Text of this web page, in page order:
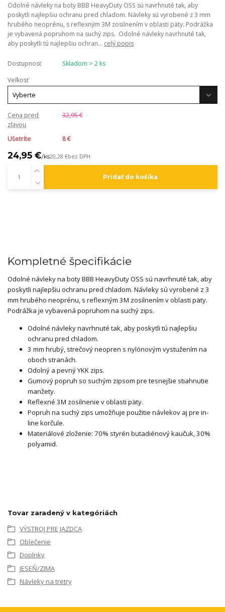
Odolné návleky na boty BBB HeavyDuty OSS sú navrhnuté tak, aby
poskytli najlepšiu ochranu pred chladom. Návleky sú vyrobené z 3 mm
hrubého neoprénu, s reflexným 3M zosilnením v oblasti päty. Podrážka
je vybavená popruhom na suchý zips. Odolné návleky navrhnuté tak,
aby poskytli tú najlepšiu ochran... celý popis
Dostupnosť
Skladom > 2 ks
Veľkosť
Cena pred
zľavou
32,95 €
Ušetríte 8 €
24,95 €/ks20,28 €bez DPH
Pridať do košíka
Kompletné špecifikácie
Odolné návleky na boty BBB HeavyDuty OSS sú navrhnuté tak, aby
poskytli najlepšiu ochranu pred chladom. Návleky sú vyrobené z 3
mm hrubého neoprénu, s reflexným 3M zosilnením v oblasti päty.
Podrážka je vybavená popruhom na suchý zips.
Odolné návleky navrhnuté tak, aby poskytli tú najlepšiu
ochranu pred chladom.
3 mm hrubý, strečový neopren s nylónovým vystužením na
oboch stranách.
Odolný a pevný YKK zips.
Gumový popruh so suchým zipsom pre tesnejšie stiahnutie
manžety.
Reflexné 3M zosilnenie v oblasti päty.
Popruh na suchý zips umožňuje použitie návlekov aj pre in-
line korčule.
Materiálové zloženie: 70% styrén butadiénový kaučuk, 30%
polyamid.
Tovar zaradený v kategóriách
VÝSTROJ PRE JAZDCA
Oblečenie
Doplnky
JESEŇ/ZIMA
Návleky na tretry